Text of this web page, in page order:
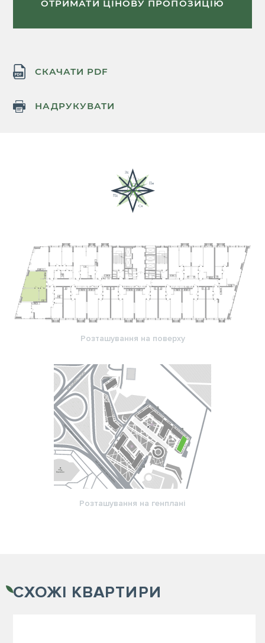
ОТРИМАТИ ЦІНОВУ ПРОПОЗИЦІЮ
СКАЧАТИ PDF
НАДРУКУВАТИ
Розташування на поверху
Розташування на генплані
СХОЖІ КВАРТИРИ